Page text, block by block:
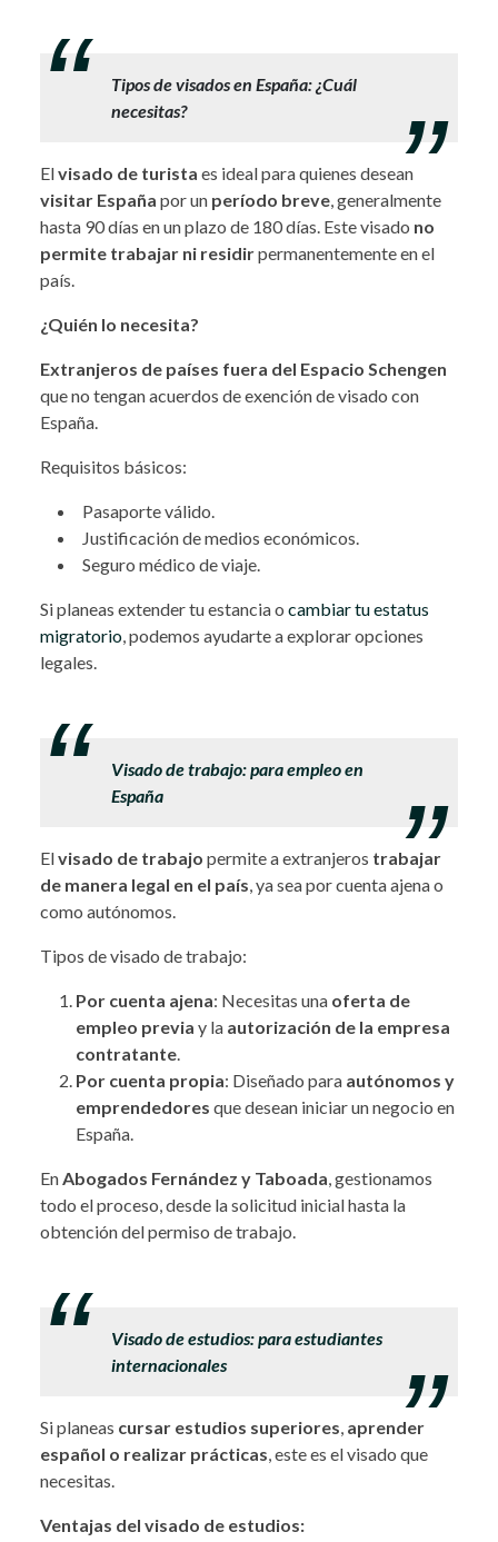
Tipos de visados en España: ¿Cuál
necesitas?
Elvisado de turista es ideal para quienes desean
visitar España por un período breve, generalmente
hasta 90 días en un plazo de 180 días. Este visado no
permite trabajar ni residirpermanentemente en el
país.
¿Quién lo necesita?
Extranjeros de países fuera del Espacio Schengen
que no tengan acuerdos de exención de visado con
España.
Requisitos básicos:
Pasaporte válido.
Justificación de medios económicos.
Seguro médico de viaje.
Si planeas extender tu estancia o cambiar tu estatus
migratorio, podemos ayudarte a explorar opciones
legales.
Visado de trabajo: para empleo en
España
Elvisado de trabajo permite a extranjeros trabajar
de manera legal en el país, ya sea por cuenta ajena o
como autónomos.
Tipos de visado de trabajo:
Por cuenta ajena: Necesitas una oferta de
empleo previa y la autorización de la empresa
contratante.
Por cuenta propia: Diseñado para autónomos y
emprendedores que desean iniciar un negocio en
España.
EnAbogados Fernández y Taboada, gestionamos
todo el proceso, desde la solicitud inicial hasta la
obtención del permiso de trabajo.
Visado de estudios: para estudiantes
internacionales
Si planeas cursar estudios superiores, aprender
español o realizar prácticas, este es el visado que
necesitas.
Ventajas del visado de estudios: